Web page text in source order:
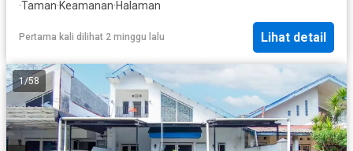
·Taman·Keamanan·Halaman
Pertama kali dilihat 2 minggu lalu Lihat detail
1/58